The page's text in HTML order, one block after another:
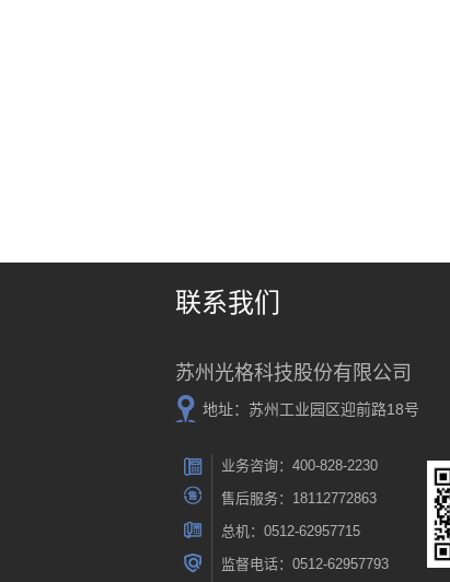
联系我们
苏州光格科技股份有限公司
地址：苏州工业园区迎前路18号
业务咨询：400-828-2230
售后服务：18112772863
总机：0512-62957715
监督电话：0512-62957793